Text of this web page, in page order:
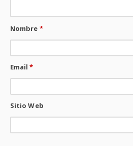
Nombre *
Email*
Sitio Web